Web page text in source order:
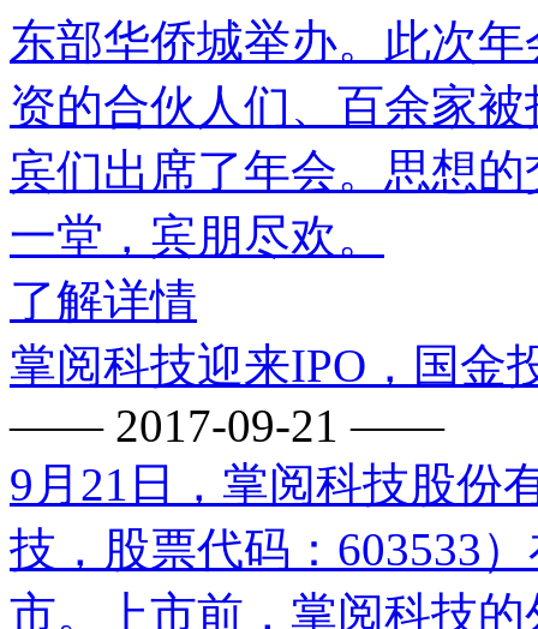
东部华侨城举办。此次
资的合伙人们、百余家
宾们出席了年会。思想
一堂，宾朋尽欢。
了解详情
掌阅科技迎来IPO，国金
—— 2017-09-21 ——
9月21日，掌阅科技股份
技，股票代码：603533
市。上市前，掌阅科技